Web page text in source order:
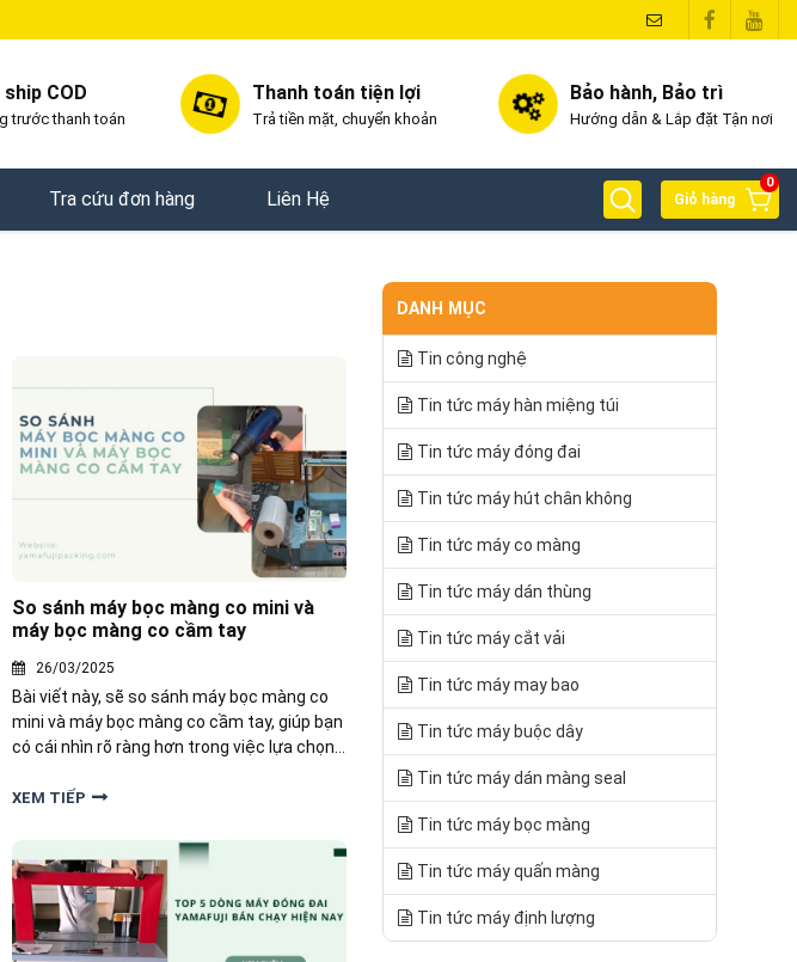
COD
trước thanh toán
Thanh toán tiện lợi
Trả tiền mặt, chuyển khoản
Bảo hành, Bảo trì
Hướng dẫn & Lắp đặt Tận nơi
Tra cứu đơn hàng Liên Hệ
0
Giỏ hàng
So sánh máy bọc màng co mini và
máy bọc màng co cầm tay
26/03/2025
Bài viết này, sẽ so sánh máy bọc màng co
mini và máy bọc màng co cầm tay, giúp bạn
có cái nhìn rõ ràng hơn trong việc lựa chọn
XEM TIẾP
DANH MỤC
Tin công nghệ
Tin tức máy hàn miệng túi
Tin tức máy đóng đai
Tin tức máy hút chân không
Tin tức máy co màng
Tin tức máy dán thùng
Tin tức máy cắt vải
Tin tức máy may bao
Tin tức máy buộc dây
Tin tức máy dán màng seal
Tin tức máy bọc màng
Tin tức máy quấn màng
Tin tức máy định lượng